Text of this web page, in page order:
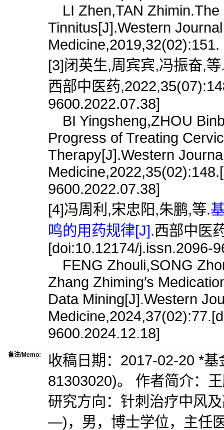
LI Zhen,TAN Zhimin.The
Tinnitus[J].Western
Medicine,2019,32(02):151.
[3]闭英生,周宾宾,冯振奋,等
西部中医药
9600.2022.07.38]
BI Yingsheng,ZHOU
Progress of Treating
Therapy[J].Western
9600.2022.07.38]
[4]冯周利,宋忠阳,朱鹏,等.
鸣的用药规律[J].西部中医
[doi:10.12174/j.issn.2096-
FENG Zhouli,SONG
Zhang Zhiming′s
Data Mining[J].Western
9600.2024.12.18]
备注/Memo:
收稿日期：2017-02-20 *
81303020)。 作者简介：
研究方向：针刺治疗中风
—)，男，博士学位，主任